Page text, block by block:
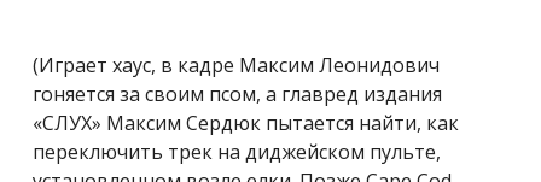
(Играет хаус, в кадре Максим Леонидович
гоняется за своим псом, а главред издания
«СЛУХ» Максим Сердюк пытается найти, как
переключить трек на диджейском пульте,